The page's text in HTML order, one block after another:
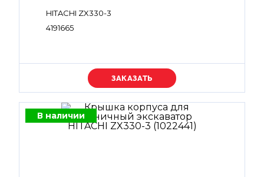
HITACHI ZX330-3
4191665
Уточняйте цену
В наличии